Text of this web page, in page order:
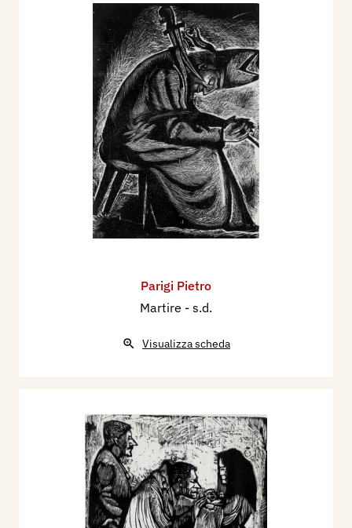
Parigi Pietro
Martire - s.d.
Visualizza scheda